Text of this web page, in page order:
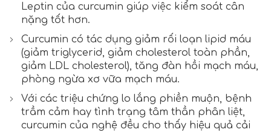
Leptin của curcumin giúp việc kiểm soát cân
nặng tốt hơn.
Curcumin có tác dụng giảm rối loạn lipid máu
(giảm triglycerid, giảm cholesterol toàn phần,
giảm LDL cholesterol), tăng đàn hồi mạch máu,
phòng ngừa xơ vữa mạch máu.
Với các triệu chứng lo lắng phiền muộn, bệnh
trầm cảm hay tình trạng tâm thần phân liệt,
curcumin của nghệ đều cho thấy hiệu quả cải